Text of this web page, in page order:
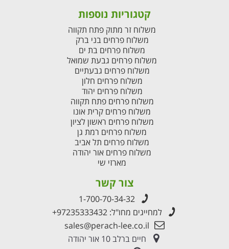
קטגוריות נוספות
משלוח זר מתוק פתח תקווה
משלוח פרחים בני ברק
משלוח פרחים בת ים
משלוח פרחים גבעת שמואל
משלוח פרחים גבעתיים
משלוח פרחים חלון
משלוח פרחים יהוד
משלוח פרחים פתח תקווה
משלוח פרחים קרית אונו
משלוח פרחים ראשון לציון
משלוח פרחים רמת גן
משלוח פרחים תל אביב
משלוח פרחים אור יהודה
מארזי שי
צור קשר
1-700-70-34-32
למחייגים מחו"ל:+97235333432
sales@perach-lee.co.il
חיים ברלב 10 אור יהודה